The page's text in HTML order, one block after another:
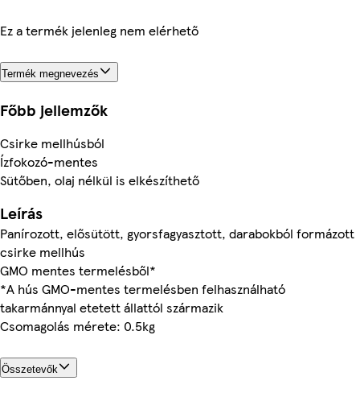
Ez a termék jelenleg nem elérhető
Termék megnevezés
Főbb jellemzők
Csirke mellhúsból
Ízfokozó-mentes
Sütőben, olaj nélkül is elkészíthető
Leírás
Panírozott, elősütött, gyorsfagyasztott, darabokból formázott
csirke mellhús
GMO mentes termelésből*
*A hús GMO-mentes termelésben felhasználható
takarmánnyal etetett állattól származik
Csomagolás mérete: 0.5kg
Összetevők